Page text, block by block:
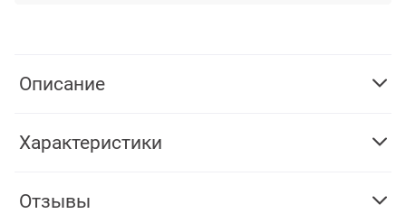
Описание
Характеристики
Отзывы